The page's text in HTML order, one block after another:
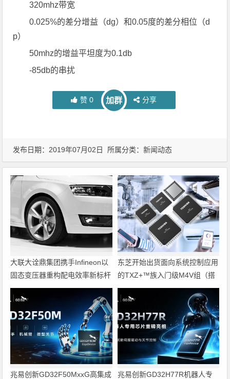
320mhz带宽
0.025%的差分增益（dg）和0.05度的差分相位（d
p）
50mhz的增益平坦度为0.1db
-85db的串扰
赞 0 加群 分享
发布日期：2019年07月02日 所属分类：新闻动态
大联大诠鼎集团携手Infineon以
固态变压器重构配电效率新标杆
东芝开始出货面向系统控制应用
的TXZ+™族入门级M4V组（搭
载Arm Cortex‑M4内核的标准微
控制器）工程样品
兆易创新GD32F50MxxG高集成 兆易创新GD32H77R机器人专